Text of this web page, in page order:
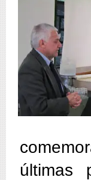
últimas